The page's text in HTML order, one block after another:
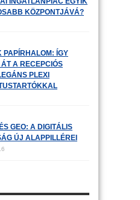
KÖZPONTJÁVÁ?
PAPÍRHALOM: ÍGY
A RECEPCIÓS
PLEXI
GEO: A DIGITÁLIS
ÚJ ALAPPILLÉREI